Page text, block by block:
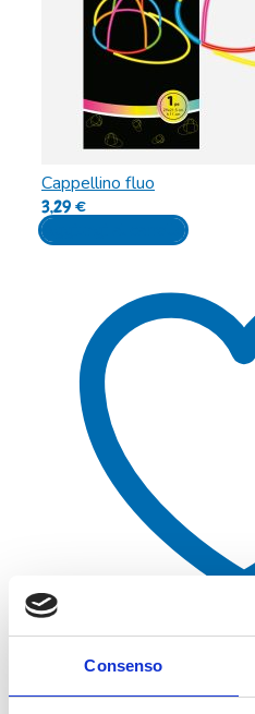
Consenso
Cappellino fluo
3,29€
Aggiungi al carrello
Aggiungi alla lista dei desideri